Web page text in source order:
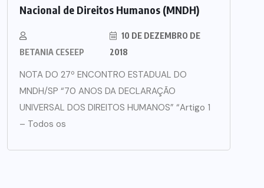
Nacional de Direitos Humanos (MNDH)
BETANIA CESEEP
10 DE DEZEMBRO DE
2018
NOTA DO 27º ENCONTRO ESTADUAL DO
MNDH/SP “70 ANOS DA DECLARAÇÃO
UNIVERSAL DOS DIREITOS HUMANOS” “Artigo 1
– Todos os